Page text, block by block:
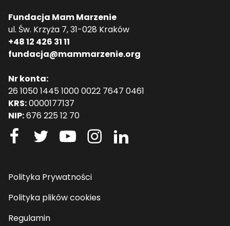
Fundacja Mam Marzenie
ul. Św. Krzyża 7, 31-028 Kraków
+48 12 426 31 11
fundacja@mammarzenie.org
Nr konta:
26 1050 1445 1000 0022 7647 0461
KRS:0000177137
NIP:676 225 12 70
Polityka Prywatności
Polityka plików cookies
Regulamin